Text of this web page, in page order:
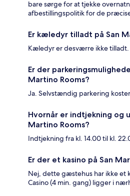
bare sørge for at tjekke
afbestillingspolitik for de
Er kæledyr tilladt på San
Kæledyr er desværre ikke tilladt.
Er der
Martino Rooms?
Ja. Selvstændig parkering koster
Hvornår er indtjekning og
Martino Rooms?
Indtjekning fra kl. 14.00 til kl.
Er der et kasino på San
Nej, dette gæstehus har ikke et
Casino (4 min. gang) ligger i